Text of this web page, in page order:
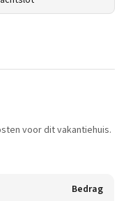
voor dit vakantiehuis.
Bedrag